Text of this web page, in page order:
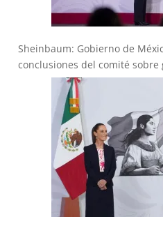
Sheinbaum: Gobierno de
conclusiones del comité